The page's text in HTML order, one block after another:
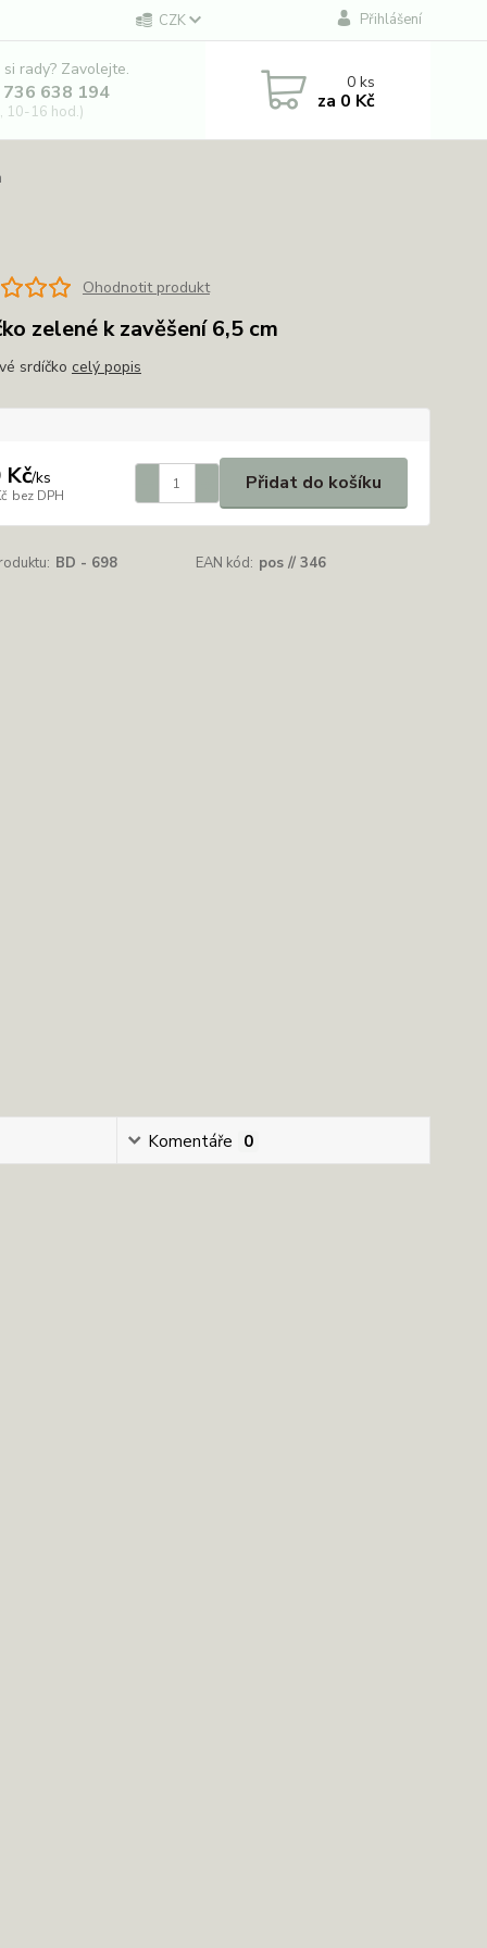
CZK Přihlášení
rady? Zavolejte.
638 194
10-16 hod.)
0ks
za 0 Kč
Ohodnotit produkt
zelené k zavěšení 6,5 cm
srdíčko celý popis
Kč/ks
bez DPH
Přidat do košíku
BD - 698 EAN kód: pos // 346
Komentáře 0